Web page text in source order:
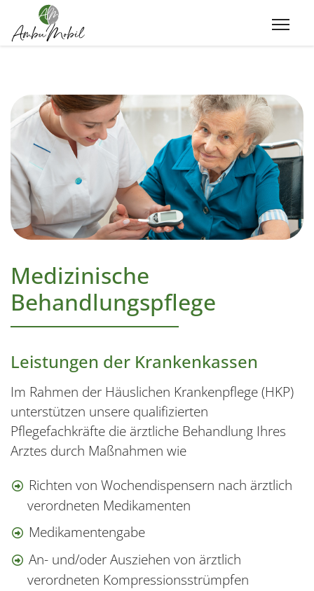
Medizinische
Behandlungspflege
Leistungen der Krankenkassen
Im Rahmen der Häuslichen Krankenpflege (HKP)
unterstützen unsere qualifizierten
Pflegefachkräfte die ärztliche Behandlung Ihres
Arztes durch Maßnahmen wie
Richten von Wochendispensern nach ärztlich
verordneten Medikamenten
Medikamentengabe
An- und/oder Ausziehen von ärztlich
verordneten Kompressionsstrümpfen